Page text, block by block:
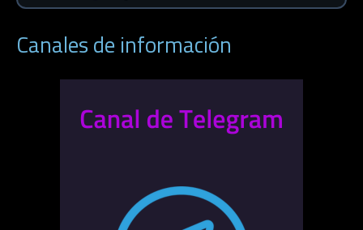
Canales de información